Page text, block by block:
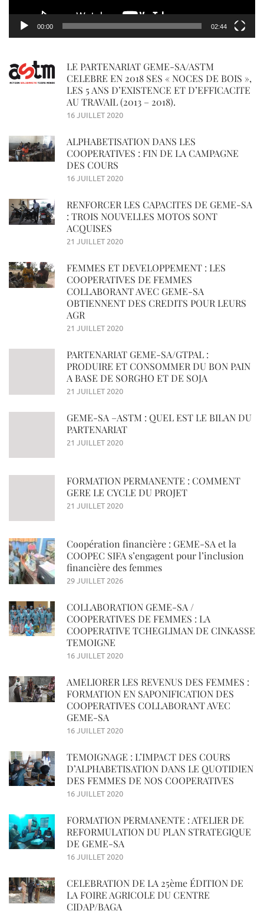
00:00 02:44
LE PARTENARIAT GEME-SA/ASTM
CELEBRE EN 2018 SES « NOCES DE BOIS »,
LES 5 ANS D’EXISTENCE ET D’EFFICACITE
AU TRAVAIL (2013 – 2018).
16 JUILLET 2020
ALPHABETISATION DANS LES
COOPERATIVES : FIN DE LA CAMPAGNE
DES COURS
16 JUILLET 2020
RENFORCER LES CAPACITES DE GEME-SA
: TROIS NOUVELLES MOTOS SONT
ACQUISES
21 JUILLET 2020
FEMMES ET DEVELOPPEMENT : LES
COOPERATIVES DE FEMMES
COLLABORANT AVEC GEME-SA
OBTIENNENT DES CREDITS POUR LEURS
AGR
21 JUILLET 2020
PARTENARIAT GEME-SA/GTPAL :
PRODUIRE ET CONSOMMER DU BON PAIN
A BASE DE SORGHO ET DE SOJA
21 JUILLET 2020
GEME-SA –ASTM : QUEL EST LE BILAN DU
PARTENARIAT
21 JUILLET 2020
FORMATION PERMANENTE : COMMENT
GERE LE CYCLE DU PROJET
21 JUILLET 2020
Coopération financière : GEME-SA et la
COOPEC SIFA s’engagent pour l’inclusion
financière des femmes
29 JUILLET 2026
COLLABORATION GEME-SA /
COOPERATIVES DE FEMMES : LA
COOPERATIVE TCHEGLIMAN DE CINKASSE
TEMOIGNE
16 JUILLET 2020
AMELIORER LES REVENUS DES FEMMES :
FORMATION EN SAPONIFICATION DES
COOPERATIVES COLLABORANT AVEC
GEME-SA
16 JUILLET 2020
TEMOIGNAGE : L’IMPACT DES COURS
D’ALPHABETISATION DANS LE QUOTIDIEN
DES FEMMES DE NOS COOPERATIVES
16 JUILLET 2020
FORMATION PERMANENTE : ATELIER DE
REFORMULATION DU PLAN STRATEGIQUE
DE GEME-SA
16 JUILLET 2020
CELEBRATION DE LA 25ème ÉDITION DE
LA FOIRE AGRICOLE DU CENTRE
CIDAP/BAGA